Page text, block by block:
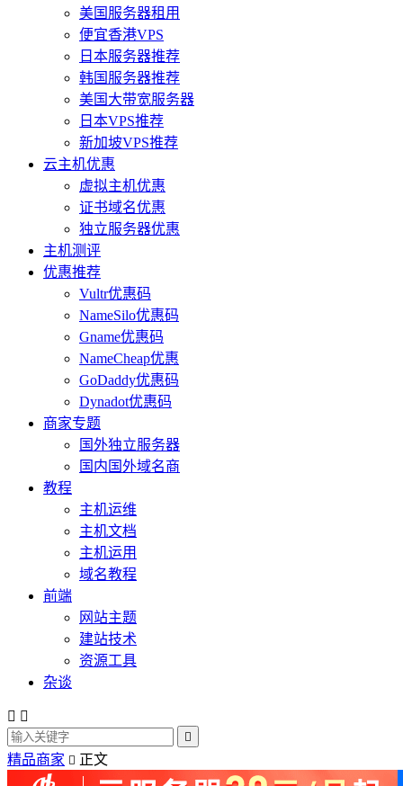
美国服务器租用
便宜香港VPS
日本服务器推荐
韩国服务器推荐
美国大带宽服务器
日本VPS推荐
新加坡VPS推荐
云主机优惠
虚拟主机优惠
证书域名优惠
独立服务器优惠
主机测评
优惠推荐
Vultr优惠码
NameSilo优惠码
Gname优惠码
NameCheap优惠
GoDaddy优惠码
Dynadot优惠码
商家专题
国外独立服务器
国内国外域名商
教程
主机运维
主机文档
主机运用
域名教程
前端
网站主题
建站技术
资源工具
杂谈
 

精品商家  正文